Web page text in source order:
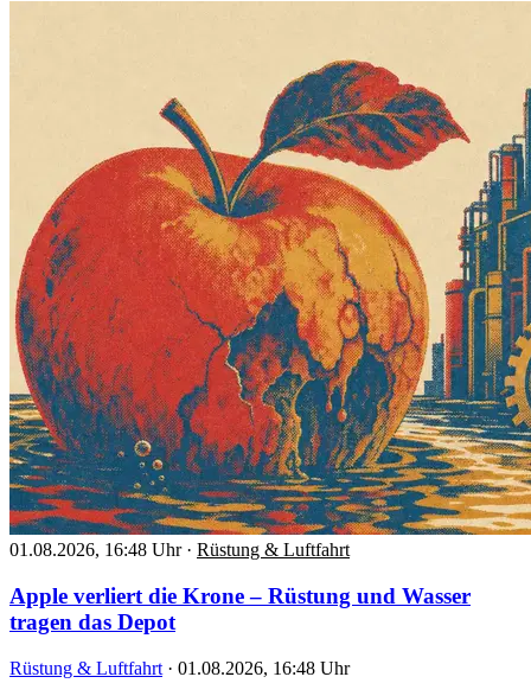
01.08.2026, 16:48 Uhr · Rüstung & Luftfahrt
Apple verliert die Krone – Rüstung und Wasser
tragen das Depot
Rüstung & Luftfahrt · 01.08.2026, 16:48 Uhr